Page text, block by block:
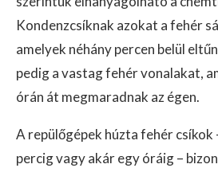
Kondenzcsíknak azokat a fehér
amelyek néhány percen belül
pedig a vastag fehér vonalakat,
órán át megmaradnak az égen.
A repülőgépek húzta fehér
percig vagy akár egy óráig –